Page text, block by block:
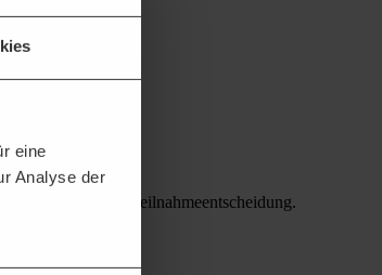
eine
Analyse der
erleichtern die Teilnahmeentscheidung.